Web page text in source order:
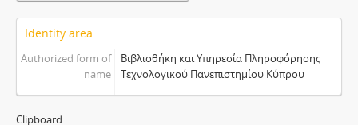
Identity area
Authorized form of
name
Βιβλιοθήκη και Υπηρεσία Πληροφόρησης
Τεχνολογικού Πανεπιστημίου Κύπρου
Clipboard